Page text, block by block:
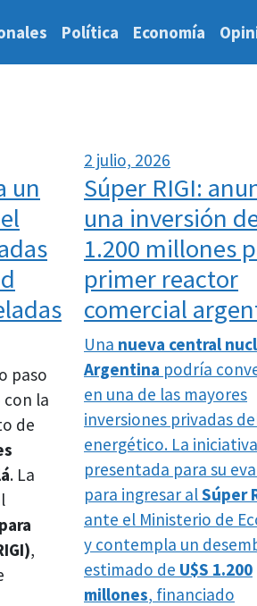
Política Economía
un
paso
la
de
. La
,
2 julio, 2026
Súper RIGI:
una inversión
1.200 millones
primer reactor
comercial
Una nueva central
Argentina podría
en una de las mayores
inversiones privadas
energético. La
presentada para su
para ingresar alSúper
ante el Ministerio de
y contempla un
estimado de U$S 1.200
millones, financiado